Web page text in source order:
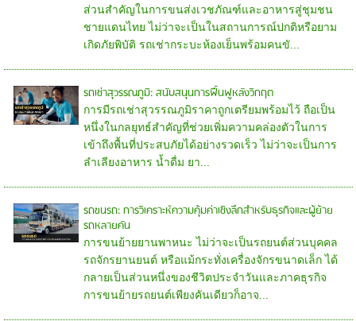
ส่วนสำคัญในการขนส่งเวชภัณฑ์และอาหารสู่ชุมชน
ชายแดนไทย ไม่ว่าจะเป็นในสถานการณ์ปกติหรือยาม
เกิดภัยพิบัติ รถเช่ากระบะห้องเย็นพร้อมคนขั...
รถเช่าสุวรรณภูมิ: สนับสนุนการฟื้นฟูหลังวิกฤต
การมีรถเช่าสุวรรณภูมิราคาถูกเตรียมพร้อมไว้ ถือเป็น
หนึ่งในกลยุทธ์สำคัญที่ช่วยเพิ่มความคล่องตัวในการ
เข้าถึงพื้นที่ประสบภัยได้อย่างรวดเร็ว ไม่ว่าจะเป็นการ
ลำเลียงอาหาร น้ำดื่ม ยา...
รถขนรถ: การวิเคราะห์ความคุ้มค่าเชิงลึกสำหรับธุรกิจและผู้ย้าย
รถหลายคัน
การขนย้ายยานพาหนะ ไม่ว่าจะเป็นรถยนต์ส่วนบุคคล
รถจักรยานยนต์ หรือแม้กระทั่งเครื่องจักรขนาดเล็ก ได้
กลายเป็นส่วนหนึ่งของชีวิตประจำวันและภาคธุรกิจ
การขนย้ายรถยนต์เพียงคันเดียวก็อาจ...